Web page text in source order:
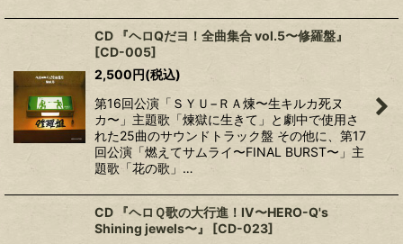
CD 『ヘロQだヨ！全曲集合 vol.5〜修羅盤』
[CD-005]
2,500円(税込)
第16回公演「ＳＹＵ−ＲＡ煉〜生キルカ死ヌ
カ〜」主題歌「煉獄に生きて」と劇中で使用さ
れた25曲のサウンドトラック盤 その他に、第17
回公演「燃えてサムライ〜FINAL BURST〜」主
題歌「花の歌」…
CD 『ヘロＱ歌の大行進！IV〜HERO-Q's
Shining jewels〜』
[CD-023]